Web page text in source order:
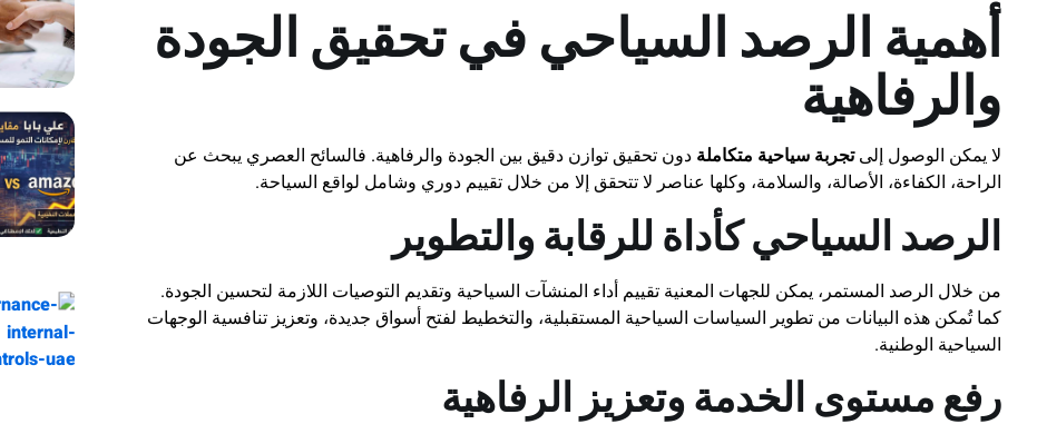
أهمية الرصد السياحي في تحقيق الجودة
والرفاهية
لا يمكن الوصول إلىتجربة سياحية متكاملة دون تحقيق توازن دقيق بين الجودة والرفاهية. فالسائح العصري يبحث عن
الراحة، الكفاءة، الأصالة، والسلامة، وكلها عناصر لا تتحقق إلا من خلال تقييم دوري وشامل لواقع السياحة.
الرصد السياحي كأداة للرقابة والتطوير
من خلال الرصد المستمر، يمكن للجهات المعنية تقييم أداء المنشآت السياحية وتقديم التوصيات اللازمة لتحسين الجودة.
كما تُمكن هذه البيانات من تطوير السياسات السياحية المستقبلية، والتخطيط لفتح أسواق جديدة، وتعزيز تنافسية الوجهات
السياحية الوطنية.
رفع مستوى الخدمة وتعزيز الرفاهية